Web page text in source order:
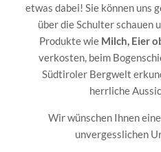
etwas dabei! Sie können uns
über die Schulter schauen
Produkte wie Milch, Eier
verkosten, beim
Südtiroler Bergwelt
herrliche
Wir wünschen Ihnen
unvergesslichen